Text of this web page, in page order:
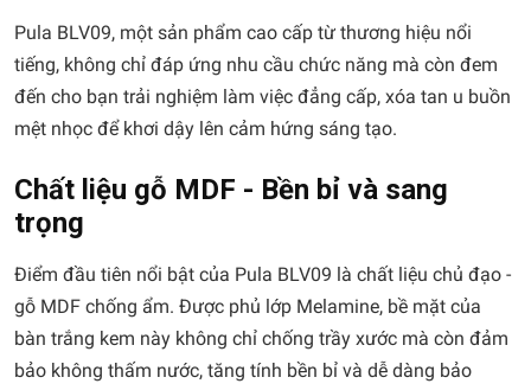
Pula BLV09, một sản phẩm cao cấp từ thương hiệu nổi
tiếng, không chỉ đáp ứng nhu cầu chức năng mà còn đem
đến cho bạn trải nghiệm làm việc đẳng cấp, xóa tan u buồn
mệt nhọc để khơi dậy lên cảm hứng sáng tạo.
Chất liệu gỗ MDF - Bền bỉ và sang
trọng
Điểm đầu tiên nổi bật của Pula BLV09 là chất liệu chủ đạo -
gỗ MDF chống ẩm. Được phủ lớp Melamine, bề mặt của
bàn trắng kem này không chỉ chống trầy xước mà còn đảm
bảo không thấm nước, tăng tính bền bỉ và dễ dàng bảo